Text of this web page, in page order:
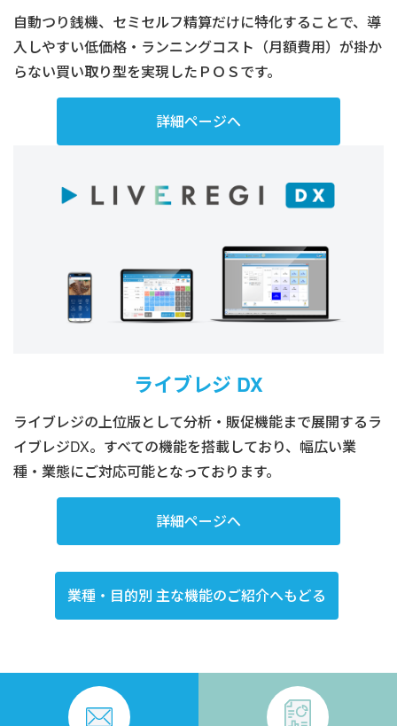
ライブレジ DX
ライブレジの上位版として分析・販促機能まで展開するラ
イブレジDX。すべての機能を搭載しており、幅広い業
種・業態にご対応可能となっております。
詳細ページへ
自動つり銭機、セミセルフ精算だけに特化することで、導
入しやすい低価格・ランニングコスト（月額費用）が掛か
らない買い取り型を実現したＰＯＳです。
詳細ページへ
業種・目的別 主な機能のご紹介へもどる